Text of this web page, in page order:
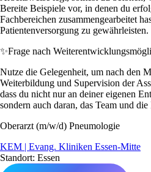
Bereite Beispiele vor, in denen du
Fachbereichen zusammengearbeitet
Patientenversorgung zu gewährleisten.
✨Frage nach
Nutze die Gelegenheit, um nach den
Weiterbildung und Supervision der
dass du nicht nur an deiner eigenen
sondern auch daran, das Team und
Oberarzt (m/w/d) Pneumologie
KEM | Evang. Kliniken Essen-Mitte
Standort: Essen